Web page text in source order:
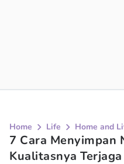
Home Life Home and
7 Cara Menyimpan
Kualitasnya